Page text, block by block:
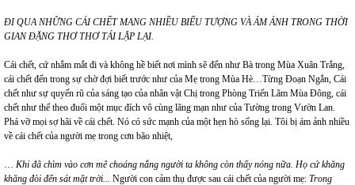
ĐI QUA NHỮNG CÁI CHẾT MANG NHIỀU BIỂU TƯỢNG VÀ ÁM ẢNH TRONG THỜI
GIAN ĐẶNG THƠ THƠ TÁI LẬP LẠI.
Cái chết, cứ nhắm mắt đi và không hề biết nơi mình sẽ đến như Bà trong Mùa Xuân Trắng,
cái chết đến trong sự chờ đợi biết trước như của Mẹ trong Mùa Hè…Từng Đoạn Ngắn, Cái
chết như sự quyến rũ của sáng tạo của nhân vật Chị trong Phòng Triển Lãm Mùa Đông, cái
chết như thể theo đuổi một mục đích vô cùng lãng mạn như của Tường trong Vườn Lan.
Phá vỡ mọi sợ hãi về cái chết. Nó có sức mạnh của một hẹn hò sống lại. Tôi bị ám ảnh nhiều
về cái chết của người mẹ trong cơn bão nhiệt,
Khi đã chìm vào cơn mê choáng nắng người ta không còn thấy nóng nữa. Họ cứ khăng
khăng đòi đến sát mặt trời... Người con cảm thụ được sau cái chết của người mẹ: Trong